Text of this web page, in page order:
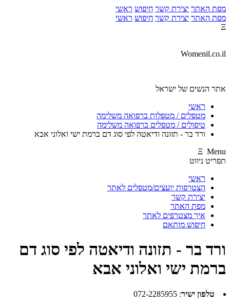
מפת האתר יצירת קשר חיפוש ראשי
מפת האתר יצירת קשר חיפוש ראשי
Ξ
Womenil.co.il
אתר הנשים של ישראל
ראשי
מטפלים / מטפלות ברפואה משלימה
טיפולים / מטפלים ברפואה משלימה
ורד בר - תזונה ודיאטה לפי סוג דם ברמת ישי ואלוני אבא
Ξ Menu
תפריט ניווט
ראשי
הצטרפות יועצים/מטפלים לאתר
יצירת קשר
מפת האתר
איך מצטרפים לאתר
חיפוש מותאם
ורד בר - תזונה ודיאטה לפי סוג דם
ברמת ישי ואלוני אבא
טלפון ישיר:
072-2285955